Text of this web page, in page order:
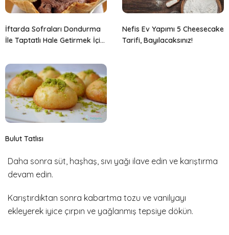
İftarda Sofraları Dondurma
İle Taptatlı Hale Getirmek İçin
Nefis Ev Yapımı 5 Cheesecake
Tarifi, Bayılacaksınız!
Bulut Tatlısı
Daha sonra süt, haşhaş, sıvı yağı ilave edin ve karıştırma
devam edin.
Karıştırdıktan sonra kabartma tozu ve vanilyayı
ekleyerek iyice çırpın ve yağlanmış tepsiye dökün.